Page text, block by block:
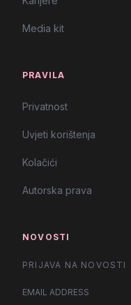
Media kit
PRAVILA
Privatnost
Uvjeti korištenja
Kolačići
Autorska prava
NOVOSTI
PRIJAVA NA NOVOSTI